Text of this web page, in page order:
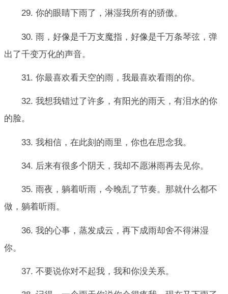
29. 你的眼睛下雨了，淋湿我所有的骄傲。
30. 雨，好像是千万支魔指，好像是千万条琴弦，弹
出了千变万化的声音。
31. 你最喜欢看天空的雨，我最喜欢看雨的你。
32. 我想我错过了许多，有阳光的雨天，有泪水的你
的脸。
33. 我相信，在此刻的雨里，你也在思念我。
34. 后来有很多个阴天，我却不愿淋雨再去见你。
35. 雨夜，躺着听雨，今晚乱了节奏。那就什么都不
做，躺着听雨。
36. 我的心事，蒸发成云，再下成雨却舍不得淋湿
你。
37. 不要说你对不起我，我和你没关系。